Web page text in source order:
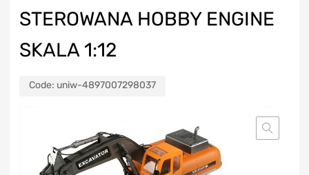
STEROWANA HOBBY ENGINE
SKALA 1:12
Code: uniw-4897007298037